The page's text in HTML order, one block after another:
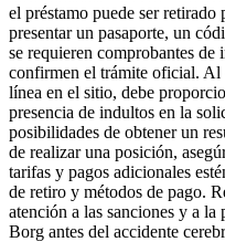
el préstamo puede ser
presentar un pasaporte, un
se requieren comprobantes de
confirmen el trámite oficial. Al
línea en el sitio, debe
presencia de indultos en la
posibilidades de obtener un
de realizar una posición,
tarifas y pagos adicionales
de retiro y métodos de pago.
atención a las sanciones y a
Borg antes del accidente